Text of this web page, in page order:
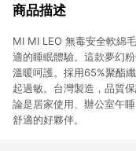
商品描述
MI MI LEO 無毒安全軟綿
適的睡眠體驗。這款夢幻
溫暖呵護。採用65%聚酯
起過敏。台灣製造，品質
論是居家使用、辦公室午
舒適的好夥伴。